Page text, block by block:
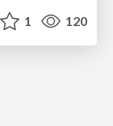
1 120